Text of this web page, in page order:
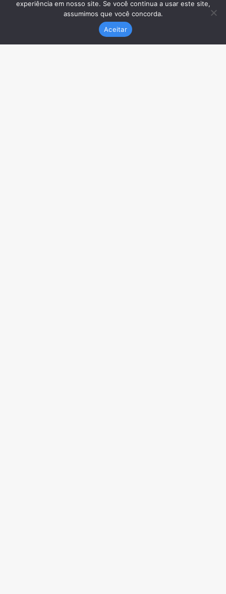
experiência em nosso site. Se você continua a usar este site,
assumimos que você concorda.
Aceitar